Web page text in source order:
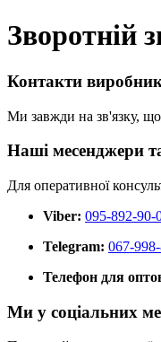
Зворотній
Контакти
Ми завжди на зв'язку,
Наші месенджери
Для оперативної
Viber: 095-892-90-
Telegram: 067-
Телефон для
Ми у соціальних